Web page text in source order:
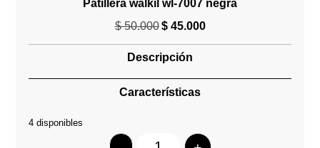
Patillera walkil wl-7007 negra
$50.000 El
original
$ 50.000.
$45.000El
Descripción
Características
4 disponibles